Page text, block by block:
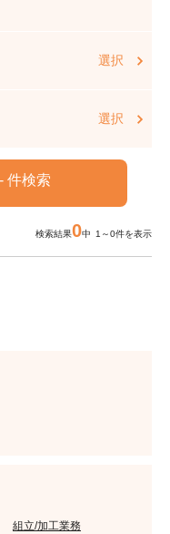
選択
選択
検索結果0中 1～0件を表示
組立/加工業務